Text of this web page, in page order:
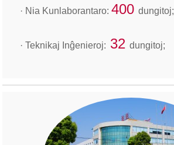
· Nia Kunlaborantaro: 400 dungitoj;
· Teknikaj Inĝenieroj: 32 dungitoj;